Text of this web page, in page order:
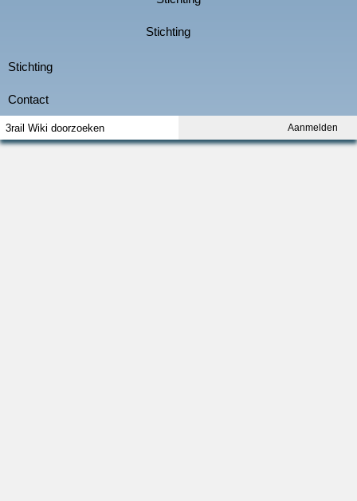
Aanmelden